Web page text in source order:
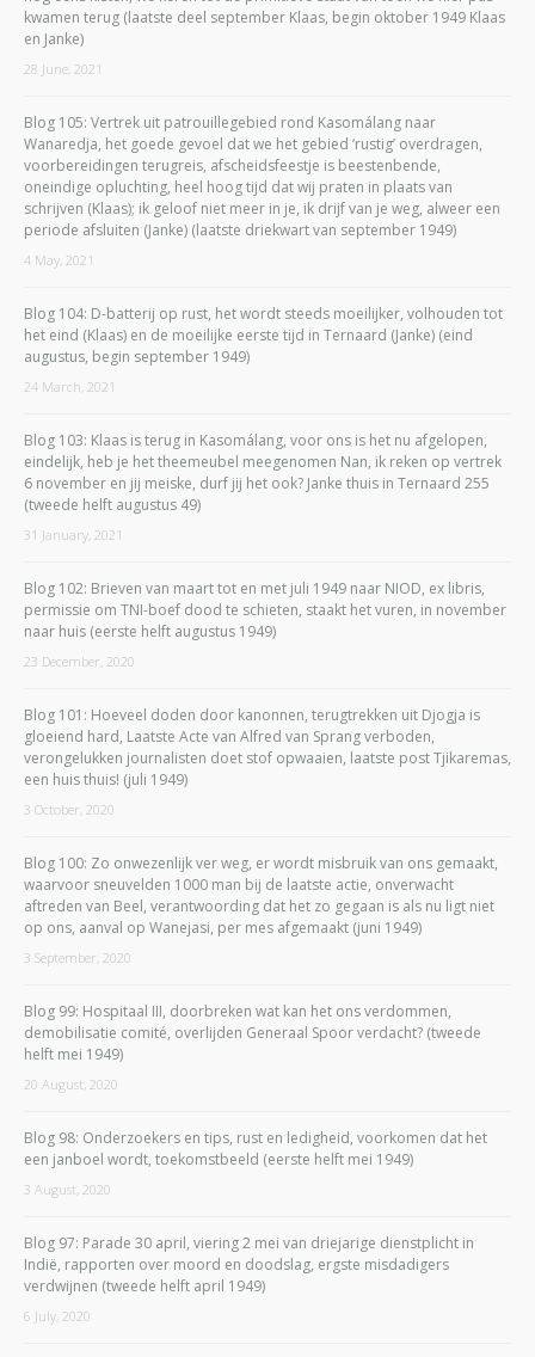
kwamen terug (laatste deel september Klaas, begin oktober 1949 Klaas
en Janke)
28 June, 2021
Blog 105: Vertrek uit patrouillegebied rond Kasomálang naar
Wanaredja, het goede gevoel dat we het gebied ‘rustig’ overdragen,
voorbereidingen terugreis, afscheidsfeestje is beestenbende,
oneindige opluchting, heel hoog tijd dat wij praten in plaats van
schrijven (Klaas); ik geloof niet meer in je, ik drijf van je weg, alweer een
periode afsluiten (Janke) (laatste driekwart van september 1949)
4 May, 2021
Blog 104: D-batterij op rust, het wordt steeds moeilijker, volhouden tot
het eind (Klaas) en de moeilijke eerste tijd in Ternaard (Janke) (eind
augustus, begin september 1949)
24 March, 2021
Blog 103: Klaas is terug in Kasomálang, voor ons is het nu afgelopen,
eindelijk, heb je het theemeubel meegenomen Nan, ik reken op vertrek
6 november en jij meiske, durf jij het ook? Janke thuis in Ternaard 255
(tweede helft augustus 49)
31 January, 2021
Blog 102: Brieven van maart tot en met juli 1949 naar NIOD, ex libris,
permissie om TNI-boef dood te schieten, staakt het vuren, in november
naar huis (eerste helft augustus 1949)
23 December, 2020
Blog 101: Hoeveel doden door kanonnen, terugtrekken uit Djogja is
gloeiend hard, Laatste Acte van Alfred van Sprang verboden,
verongelukken journalisten doet stof opwaaien, laatste post Tjikaremas,
een huis thuis! (juli 1949)
3 October, 2020
Blog 100: Zo onwezenlijk ver weg, er wordt misbruik van ons gemaakt,
waarvoor sneuvelden 1000 man bij de laatste actie, onverwacht
aftreden van Beel, verantwoording dat het zo gegaan is als nu ligt niet
op ons, aanval op Wanejasi, per mes afgemaakt (juni 1949)
3 September, 2020
Blog 99: Hospitaal III, doorbreken wat kan het ons verdommen,
demobilisatie comité, overlijden Generaal Spoor verdacht? (tweede
helft mei 1949)
20 August, 2020
Blog 98: Onderzoekers en tips, rust en ledigheid, voorkomen dat het
een janboel wordt, toekomstbeeld (eerste helft mei 1949)
3 August, 2020
Blog 97: Parade 30 april, viering 2 mei van driejarige dienstplicht in
Indië, rapporten over moord en doodslag, ergste misdadigers
verdwijnen (tweede helft april 1949)
6 July, 2020